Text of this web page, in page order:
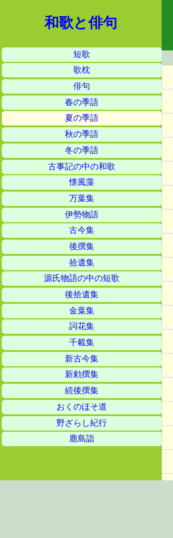
和歌と俳句
短歌
歌枕
俳句
春の季語
夏の季語
秋の季語
冬の季語
古事記の中の和歌
懐風藻
万葉集
伊勢物語
古今集
後撰集
拾遺集
源氏物語の中の短歌
後拾遺集
金葉集
詞花集
千載集
新古今集
新勅撰集
続後撰集
おくのほそ道
野ざらし紀行
鹿島詣